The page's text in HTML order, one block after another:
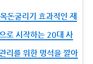
굴리기 효과적인 재
로 시작하는 20대 사
를 위한 멍석을 깔아